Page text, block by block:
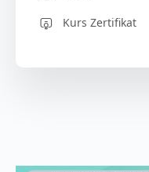
Kurs Zertifikat